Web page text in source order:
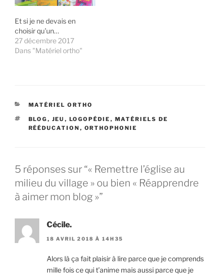
Et si je ne devais en
choisir qu’un…
27 décembre 2017
Dans "Matériel ortho"
CATÉGORIES
MATÉRIEL ORTHO
ÉTIQUETTES
BLOG , JEU , LOGOPÉDIE , MATÉRIELS DE
RÉÉDUCATION , ORTHOPHONIE
5 réponses sur “« Remettre l’église au
milieu du village » ou bien « Réapprendre
à aimer mon blog »”
Cécile.
18 AVRIL 2018 À 14H35
Alors là ça fait plaisir à lire parce que je comprends
mille fois ce qui t’anime mais aussi parce que je